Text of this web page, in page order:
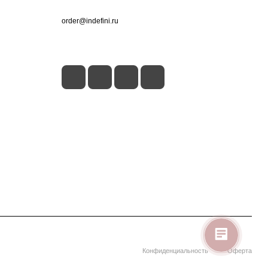
order@indefini.ru
Конфиденциальность Оферта